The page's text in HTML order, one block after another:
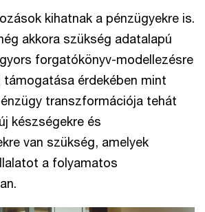
kihatnak a pénzügyekre is.
akkora szükség adatalapú
forgatókönyv-modellezésre
érdekében mint
transzformációja tehát
készségekre és
van szükség, amelyek
a folyamatos